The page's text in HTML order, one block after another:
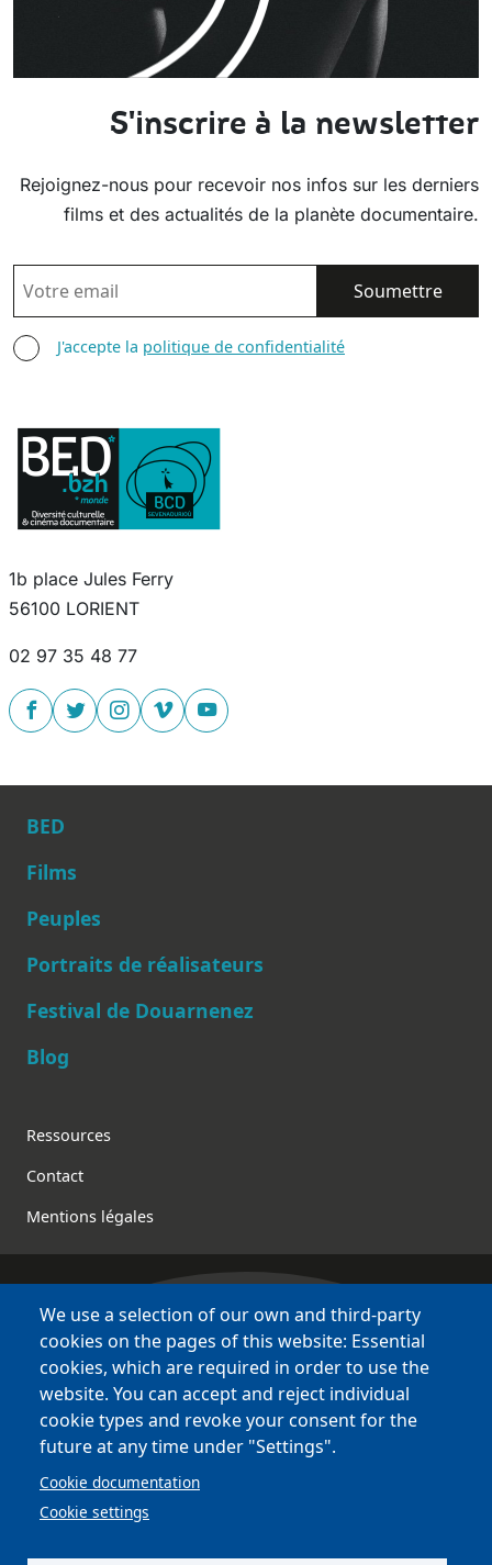
S'inscrire à la newsletter
Rejoignez-nous pour recevoir nos infos sur les derniers
films et des actualités de la planète documentaire.
EMAIL
AGREE TERMS
J'accepte la politique de confidentialité
1b place Jules Ferry
56100 LORIENT
02 97 35 48 77
Main navigation
BED
Films
Peuples
Portraits de réalisateurs
Festival de Douarnenez
Blog
Footer
Ressources
Contact
Mentions légales
Bretagne Culture Diversité
des sites variés !
Sites
BCD
Bazhvalan
Bécédia
BED
PCI
We use a selection of our own and third-party
cookies on the pages of this website: Essential
cookies, which are required in order to use the
website. You can accept and reject individual
cookie types and revoke your consent for the
future at any time under "Settings".
Cookie documentation
Cookie settings